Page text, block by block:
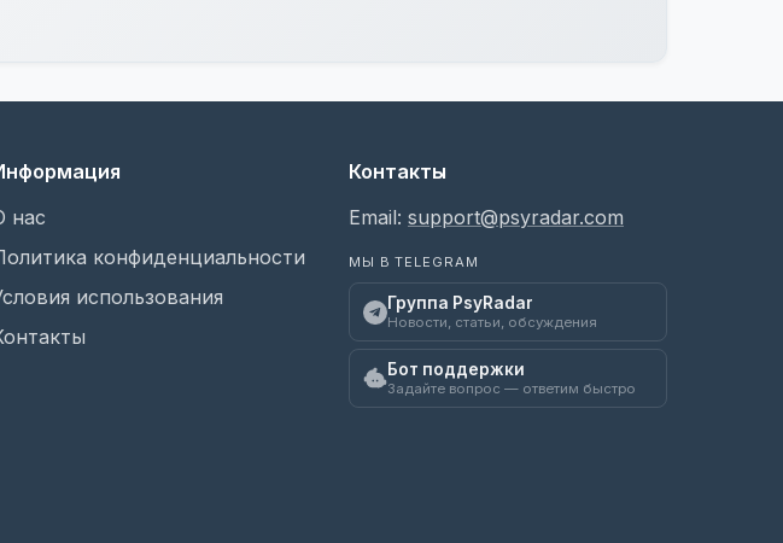
нас
конфиденциальности
использования
Контакты
Email: support@psyradar.com
МЫ В TELEGRAM
Группа PsyRadar
Новости, статьи, обсуждения
Бот поддержки
Задайте вопрос — ответим быстро